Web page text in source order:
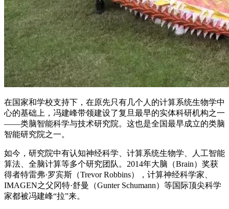
在国家和学校支持下，在原先只有几个人的计算系统生物学中
心的基础上，冯建峰带领建设了复旦最早的实体科研机构之一
——类脑智能科学与技术研究院。这也是全国最早成立的类脑
智能研究院之一。
如今，研究院中有认知神经科学、计算系统生物学、人工智能
算法、全脑计算等多个研究团队。2014年大脑（Brain）奖获
得者特雷弗·罗宾斯（Trevor Robbins），计算神经科学家、
IMAGEN之父冈特·舒曼（Gunter Schumann）等国际顶尖科学
家都被冯建峰“拉”来。